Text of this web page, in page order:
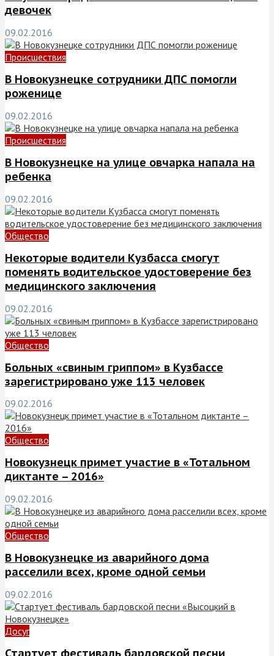
девочек
09.02.2016
Происшествия
В Новокузнецке сотрудники ДПС помогли
роженице
09.02.2016
Происшествия
В Новокузнецке на улице овчарка напала на
ребенка
09.02.2016
Общество
Некоторые водители Кузбасса смогут
поменять водительское удостоверение без
медицинского заключения
09.02.2016
Общество
Больных «свиным гриппом» в Кузбассе
зарегистрировано уже 113 человек
09.02.2016
Общество
Новокузнецк примет участие в «Тотальном
диктанте – 2016»
09.02.2016
Общество
В Новокузнецке из аварийного дома
расселили всех, кроме одной семьи
09.02.2016
Досуг